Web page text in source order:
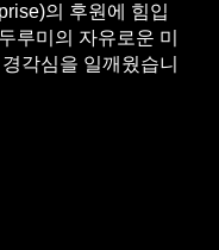
의 후원에 힘입
루미의 자유로운 미
각심을 일깨웠습니